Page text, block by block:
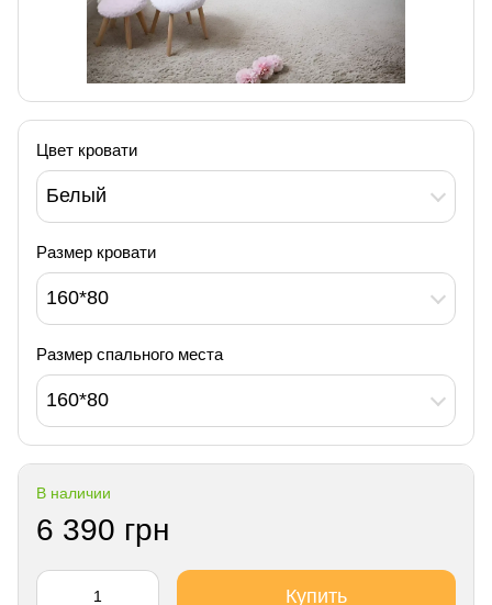
Цвет кровати
Белый
Размер кровати
160*80
Размер спального места
160*80
В наличии
6 390 грн
Купить